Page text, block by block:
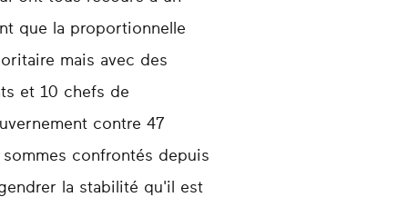
que la proportionnelle
mais avec des
et 10 chefs de
contre 47
confrontés depuis
la stabilité qu'il est